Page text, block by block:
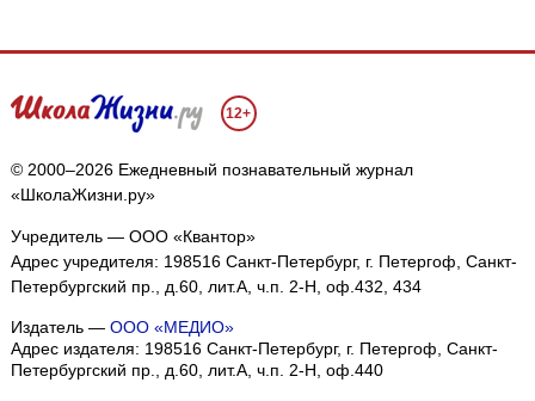
12+
© 2000–2026 Ежедневный познавательный журнал
«ШколаЖизни.ру»
Учредитель — ООО «Квантор»
Адрес учредителя: 198516 Санкт-Петербург, г. Петергоф, Санкт-
Петербургский пр., д.60, лит.А, ч.п. 2-Н, оф.432, 434
Издатель — ООО «МЕДИО»
Адрес издателя: 198516 Санкт-Петербург, г. Петергоф, Санкт-
Петербургский пр., д.60, лит.А, ч.п. 2-Н, оф.440